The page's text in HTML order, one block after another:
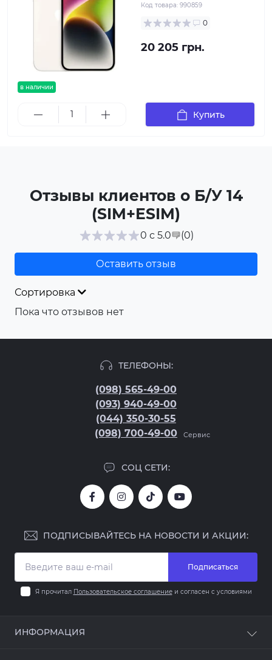
в наличии
Код товара: 990859
0
20 205 грн.
Купить
Отзывы клиентов о Б/У 14
(SIM+ESIM)
0 с 5.0 (0)
Оставить отзыв
Сортировка
Пока что отзывов нет
ТЕЛЕФОНЫ:
(098) 565-49-00
(093) 940-49-00
(044) 350-30-55
(098) 700-49-00
Сервис
СОЦ СЕТИ:
ПОДПИСЫВАЙТЕСЬ НА НОВОСТИ И АКЦИИ:
Подписаться
Я прочитал Пользовательское соглашениеи согласен с условиями
ИНФОРМАЦИЯ